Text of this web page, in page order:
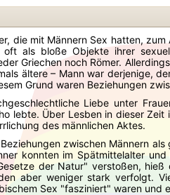
die mit Männern Sex hatten,
als bloße Objekte ihrer
Griechen noch Römer.
ältere – Mann war derjenige,
Grund waren Beziehungen
Liebe unter
lebte. Über Lesben in dieser
des männlichen Aktes.
zwischen Männern
konnten im Spätmittelalter
der Natur" verstoßen,
aber weniger stark verfolgt.
Sex "fasziniert" waren und